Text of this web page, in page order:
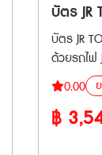
Swallow
Tsugaru,
• Tobu
และ
เริ่มต้นหรื
สามารถใช้กั
ท้องถิ่นแล
บัตร JR
บัตร JR
ด้วยรถไฟ
ที่นั่ง ประ
ติดต่อกัน 🚅 ครอบคลุมรถไฟเอกชนหลาย
0.00
฿